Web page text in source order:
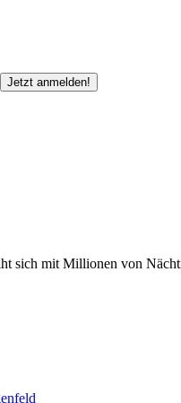
sich mit Millionen von